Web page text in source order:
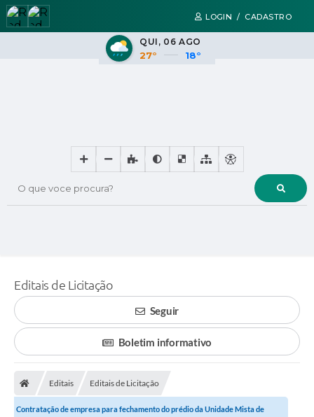
LOGIN / CADASTRO
O que voce procura?
QUI 06 AGO
27° 18°
Editais de Licitação
Seguir
Boletim informativo
Editais Editais de Licitação
Contratação de empresa para fechamento do prédio da Unidade Mista de